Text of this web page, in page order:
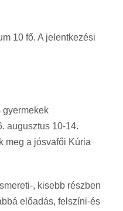
10 fő. A jelentkezési
gyermekek
augusztus 10-14.
meg a jósvafői Kúria
, kisebb részben
előadás, felszíni-és